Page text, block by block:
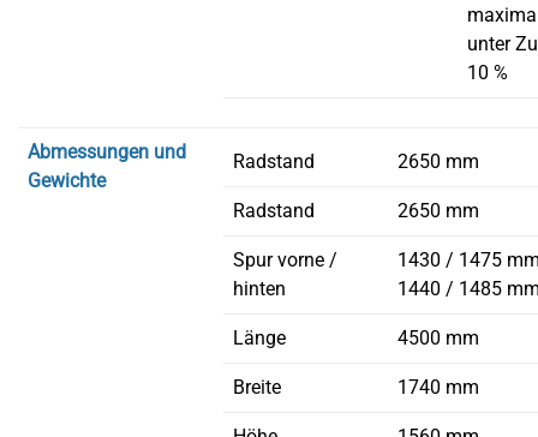
unter
10 %
Abmessungen und
Gewichte
Radstand 2650 mm
Radstand 2650 mm
Spur vorne /
hinten
1430 / 1475
1440 / 1485
Länge 4500 mm
Breite 1740 mm